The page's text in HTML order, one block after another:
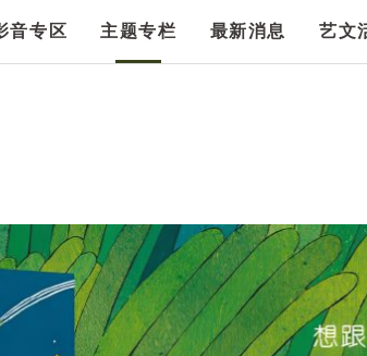
音专区 主题专栏 最新消息 艺文